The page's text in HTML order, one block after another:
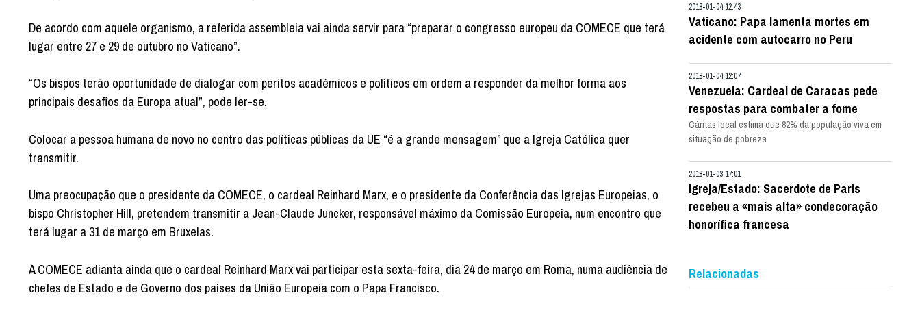
De acordo com aquele organismo, a referida assembleia vai ainda servir para “preparar o congresso europeu da COMECE que terá
lugar entre 27 e 29 de outubro no Vaticano”.
“Os bispos terão oportunidade de dialogar com peritos académicos e políticos em ordem a responder da melhor forma aos
principais desafios da Europa atual”, pode ler-se.
Colocar a pessoa humana de novo no centro das políticas públicas da UE “é a grande mensagem” que a Igreja Católica quer
transmitir.
Uma preocupação que o presidente da COMECE, o cardeal Reinhard Marx, e o presidente da Conferência das Igrejas Europeias, o
bispo Christopher Hill, pretendem transmitir a Jean-Claude Juncker, responsável máximo da Comissão Europeia, num encontro que
terá lugar a 31 de março em Bruxelas.
A COMECE adianta ainda que o cardeal Reinhard Marx vai participar esta sexta-feira, dia 24 de março em Roma, numa audiência de
chefes de Estado e de Governo dos países da União Europeia com o Papa Francisco.
2018-01-04 12:43
Vaticano: Papa lamenta mortes em
acidente com autocarro no Peru
2018-01-04 12:07
Venezuela: Cardeal de Caracas pede
respostas para combater a fome
Cáritas local estima que 82% da população viva em
situação de pobreza
2018-01-03 17:01
Igreja/Estado: Sacerdote de Paris
recebeu a «mais alta» condecoração
honorífica francesa
Relacionadas